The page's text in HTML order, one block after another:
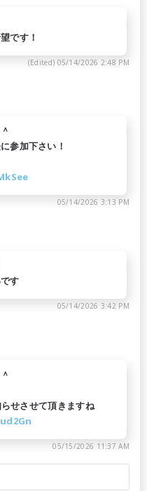
です！
(Edited) 05/14/2026 2:48 PM
参加下さい！
05/14/2026 3:13 PM
す
05/14/2026 3:42 PM
せさせて頂きますね
05/15/2026 11:37 AM